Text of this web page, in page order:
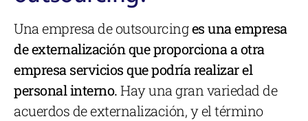
Una empresa de outsourcinges una empresa
de externalización que proporciona a otra
empresa servicios que podría realizar el
personal interno.Hay una gran variedad de
acuerdos de externalización, y el término